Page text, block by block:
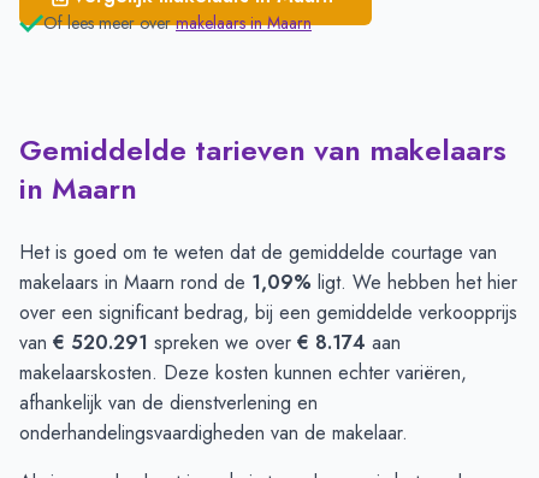
Of lees meer over makelaars inMaarn
Gemiddelde tarieven van makelaars
in Maarn
Het is goed om te weten dat de gemiddelde courtage van
makelaars in Maarn rond de 1,09% ligt. We hebben het hier
over een significant bedrag, bij een gemiddelde verkoopprijs
van € 520.291 spreken we over € 8.174 aan
makelaarskosten. Deze kosten kunnen echter variëren,
afhankelijk van de dienstverlening en
onderhandelingsvaardigheden van de makelaar.